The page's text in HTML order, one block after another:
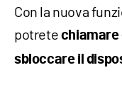
Con la nuova
potrete chiamare
sbloccare il